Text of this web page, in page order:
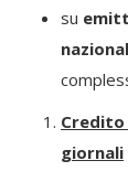
su
Credito
giornali